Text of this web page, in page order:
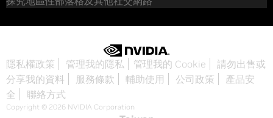
隱私權政策 管理我的隱私 管理我的 Cookie
請勿出售或
分享我的資料
服務條款 輔助使用 公司政策
產品安
全
聯絡方式
Copyright © 2026 NVIDIA Corporation